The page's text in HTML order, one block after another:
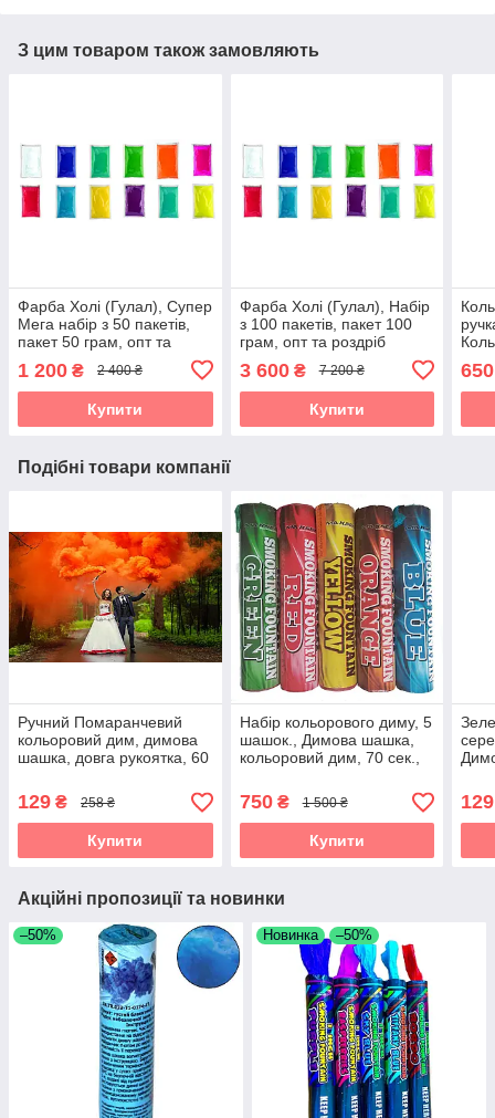
З цим товаром також замовляють
Фарба Холі (Гулал), Супер
Мега набір з 50 пакетів,
пакет 50 грам, опт та
1 200 ₴ 2 400 ₴
Купити
Фарба Холі (Гулал), Набір
з 100 пакетів, пакет 100
грам, опт та роздріб
3 600₴ 7 200 ₴
Купити
650
Подібні товари компанії
Ручний Помаранчевий
кольоровий дим, димова
шашка, довга рукоятка, 60
Дим
129 ₴ 258 ₴
Купити
Набір кольорового диму, 5
шашок., Димова шашка,
кольоровий дим, 70 сек.,
750₴ 1 500 ₴
Купити
129
Акційні пропозиції та новинки
–50% Новинка –50%